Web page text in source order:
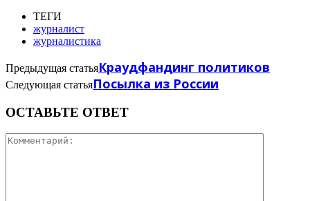
ТЕГИ
журналист
журналистика
Предыдущая статьяКраудфандинг политиков
Следующая статьяПосылка из России
ОСТАВЬТЕ ОТВЕТ